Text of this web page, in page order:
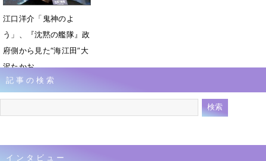
江口洋介「鬼神のよ
う」、『沈黙の艦隊』政
府側から見た“海江田”大
沢たかお
2月13日 12時59分
記事の検索
インタビュー